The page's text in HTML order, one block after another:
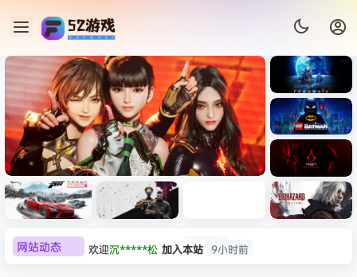
+修改器打包下载 解压即玩
《识质存
在/PRAG
MATA》
免安装中
文版
《乐高蝙
蝠侠：黑
暗骑士之
网站动态 欢迎沉*****松 加入本站 9小时前